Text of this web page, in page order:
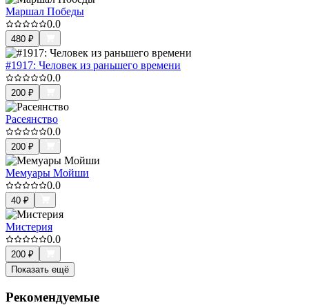
Маршал Победы
0.0
480 ₽
#1917: Человек из раньшего времени
0.0
200 ₽
Расеянство
0.0
200 ₽
Мемуары Мойши
0.0
40 ₽
Мистерия
0.0
200 ₽
Показать ещё
Рекомендуемые